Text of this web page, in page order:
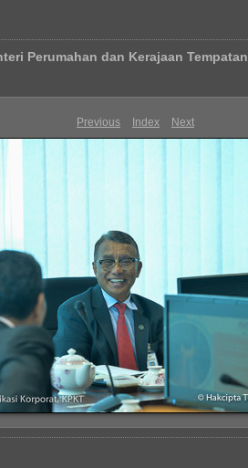
Perumahan dan Kerajaan Tempatan
Previous Index Next